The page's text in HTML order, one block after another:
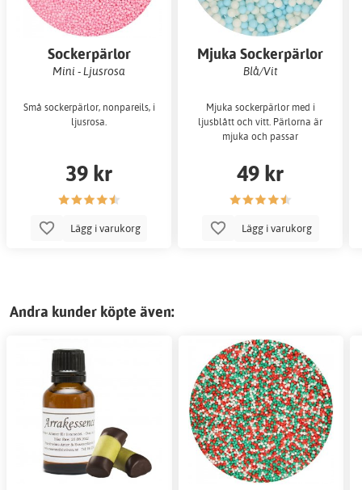
Sockerpärlor
Mini - Ljusrosa
Små sockerpärlor, nonpareils, i
ljusrosa.
39 kr
Lägg i varukorg
Mjuka Sockerpärlor
Blå/Vit
Mjuka sockerpärlor med i
ljusblått och vitt. Pärlorna är
mjuka och passar
49 kr
Lägg i varukorg
Andra kunder köpte även: